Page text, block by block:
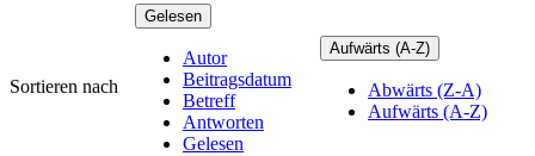
Sortieren nach
Gelesen
Autor
Beitragsdatum
Betreff
Antworten
Gelesen
Aufwärts (A-Z)
Abwärts (Z-A)
Aufwärts (A-Z)